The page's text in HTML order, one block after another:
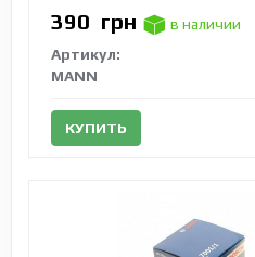
390 грн
в наличии
Артикул:
MANN
КУПИТЬ